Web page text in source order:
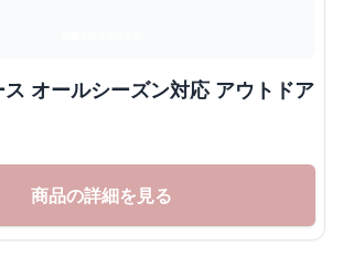
オールシーズン対応 アウトドア
商品の詳細を見る